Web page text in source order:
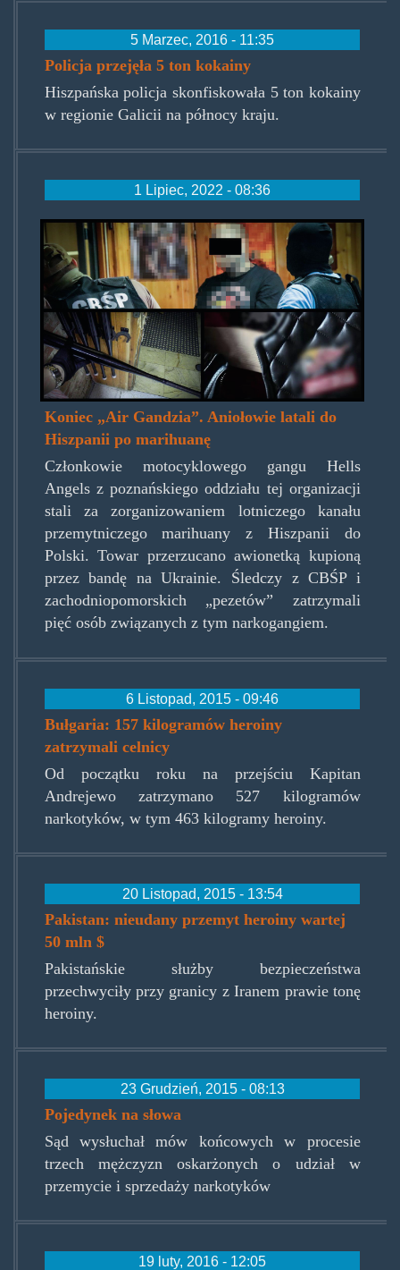
5 Marzec, 2016 - 11:35
Policja przejęła 5 ton kokainy
Hiszpańska policja skonfiskowała 5 ton kokainy
w regionie Galicii na północy kraju.
1 Lipiec, 2022 - 08:36
airgandziap.jpg
Koniec „Air Gandzia”. Aniołowie latali do
Hiszpanii po marihuanę
Członkowie motocyklowego gangu Hells
Angels z poznańskiego oddziału tej organizacji
stali za zorganizowaniem lotniczego kanału
przemytniczego marihuany z Hiszpanii do
Polski. Towar przerzucano awionetką kupioną
przez bandę na Ukrainie. Śledczy z CBŚP i
zachodniopomorskich „pezetów” zatrzymali
pięć osób związanych z tym narkogangiem.
6 Listopad, 2015 - 09:46
Bułgaria: 157 kilogramów heroiny
zatrzymali celnicy
Od początku roku na przejściu Kapitan
Andrejewo zatrzymano 527 kilogramów
narkotyków, w tym 463 kilogramy heroiny.
20 Listopad, 2015 - 13:54
Pakistan: nieudany przemyt heroiny wartej
50 mln $
Pakistańskie służby bezpieczeństwa
przechwyciły przy granicy z Iranem prawie tonę
heroiny.
23 Grudzień, 2015 - 08:13
Pojedynek na słowa
Sąd wysłuchał mów końcowych w procesie
trzech mężczyzn oskarżonych o udział w
przemycie i sprzedaży narkotyków
19 luty, 2016 - 12:05